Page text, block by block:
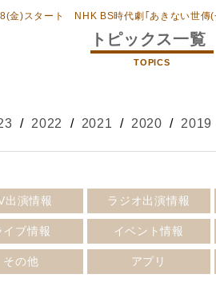
金)スタート NHK BS時代劇｢あきない世
トピックス一覧
TOPICS
/ 2022 / 2021 / 2020 / 2019
出演情報 ラジオ出演情報
イブ情報 イベント情報
その他 アプリ